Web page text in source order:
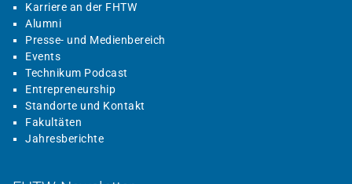
Karriere an der FHTW
Alumni
Presse- und Medienbereich
Events
Technikum Podcast
Entrepreneurship
Standorte und Kontakt
Fakultäten
Jahresberichte